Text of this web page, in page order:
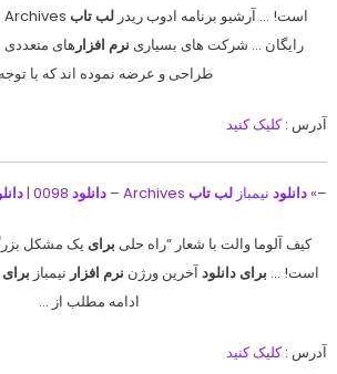
است! … آرشیو برنامه ادوب ریدرلب تاب
رایگان … شرکت های بسیاری نرم افزارهای متعددی
طراحی و عرضه نموده اند که با
آدرس :کلیک کنید
–»دانلودنیمباز لب تابArchives – دانلود0098 |
کیف آلوما والت با شعار “راه حلی برای یک مشکل
است! … برای دانلودآخرین ورژن نرم افزار نیمباز برای
ادامه مطلب از …
آدرس :کلیک کنید